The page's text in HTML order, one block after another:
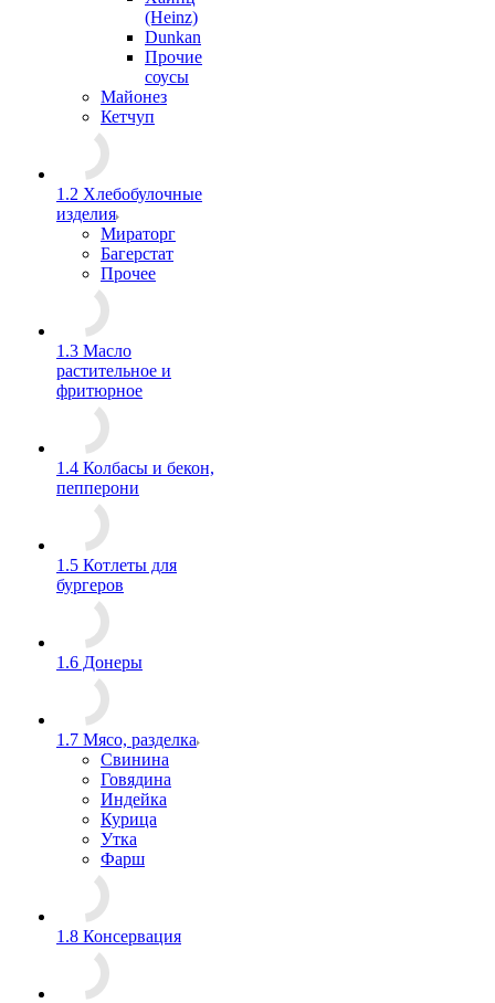
(Heinz)
Dunkan
Прочие
соусы
Майонез
Кетчуп
1.2 Хлебобулочные
изделия
Мираторг
Багерстат
Прочее
1.3 Масло
растительное и
фритюрное
1.4 Колбасы и бекон,
пепперони
1.5 Котлеты для
бургеров
1.6 Донеры
1.7 Мясо, разделка
Свинина
Говядина
Индейка
Курица
Утка
Фарш
1.8 Консервация